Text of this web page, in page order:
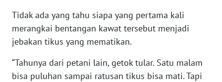
Tidak ada yang tahu siapa yang pertama kali
merangkai bentangan kawat tersebut menjadi
jebakan tikus yang mematikan.
“Tahunya dari petani lain, getok tular. Satu malam
bisa puluhan sampai ratusan tikus bisa mati. Tapi
WN
SULTRA
WN
NTB